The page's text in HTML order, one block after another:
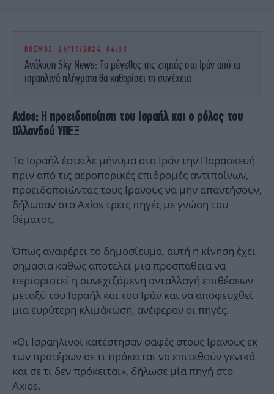
ΚΟΣΜΟΣ 26/10/2024 04:33
Ανάλυση Sky News: Το μέγεθος της ζημιάς στο Ιράν από τα
ισραηλινά πλήγματα θα καθορίσει τη συνέχεια
Axios: Η προειδοποίηση του Ισραήλ και ο ρόλος του
Ολλανδού ΥΠΕΞ
Το Ισραήλ έστειλε μήνυμα στο Ιράν την Παρασκευή
πριν από τις αεροπορικές επιδρομές αντιποίνων,
προειδοποιώντας τους Ιρανούς να μην απαντήσουν,
δήλωσαν στο Axios τρεις πηγές με γνώση του
θέματος.
Όπως αναφέρει το δημοσίευμα, αυτή η κίνηση έχει
σημασία καθώς αποτελεί μια προσπάθεια να
περιοριστεί η συνεχιζόμενη ανταλλαγή επιθέσεων
μεταξύ του Ισραήλ και του Ιράν και να αποφευχθεί
μια ευρύτερη κλιμάκωση, ανέφεραν οι πηγές.
«Οι Ισραηλινοί κατέστησαν σαφές στους Ιρανούς εκ
των προτέρων σε τι πρόκειται να επιτεθούν γενικά
και σε τι δεν πρόκειται», δήλωσε μία πηγή στο
Axios.